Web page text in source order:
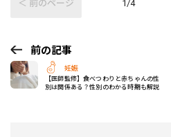
1/4
前の記事
妊娠
【医師監修】食べつわりと赤ちゃんの性
別は関係ある？性別のわかる時期も解説